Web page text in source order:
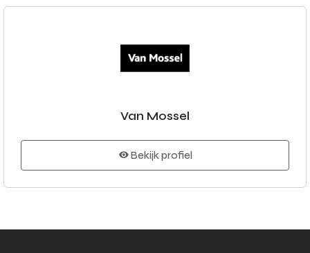
Van Mossel
Bekijk profiel